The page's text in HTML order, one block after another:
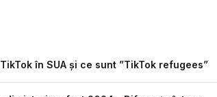
în SUA și ce sunt ”TikTok refugees”